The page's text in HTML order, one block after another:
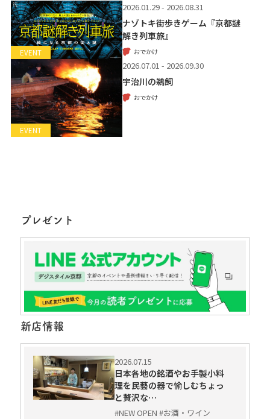
EVENT
2026.01.29 - 2026.08.31
ナゾトキ街歩きゲーム『京都謎
解き列車旅』
おでかけ
EVENT
2026.07.01 - 2026.09.30
宇治川の鵜飼
おでかけ
プレゼント
新店情報
2026.07.15
日本各地の銘酒やお手製小料
理を民藝の器で愉しむちょっ
と贅沢な…
#NEW OPEN #お酒・ワイン